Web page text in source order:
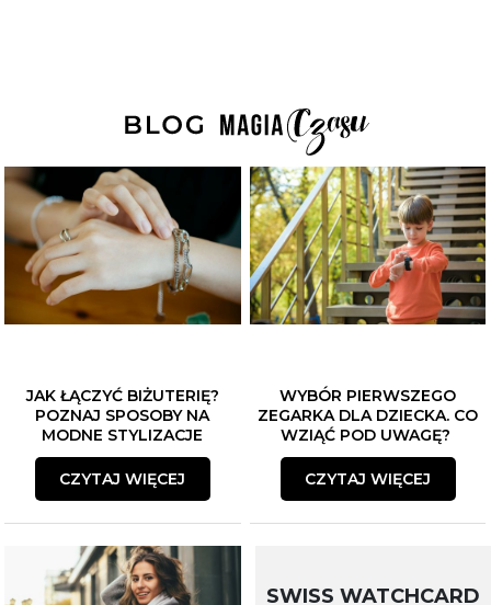
JAK ŁĄCZYĆ BIŻUTERIĘ?
POZNAJ SPOSOBY NA
MODNE STYLIZACJE
CZYTAJ WIĘCEJ
WYBÓR PIERWSZEGO
ZEGARKA DLA DZIECKA. CO
WZIĄĆ POD UWAGĘ?
CZYTAJ WIĘCEJ
SWISS WATCHCARD